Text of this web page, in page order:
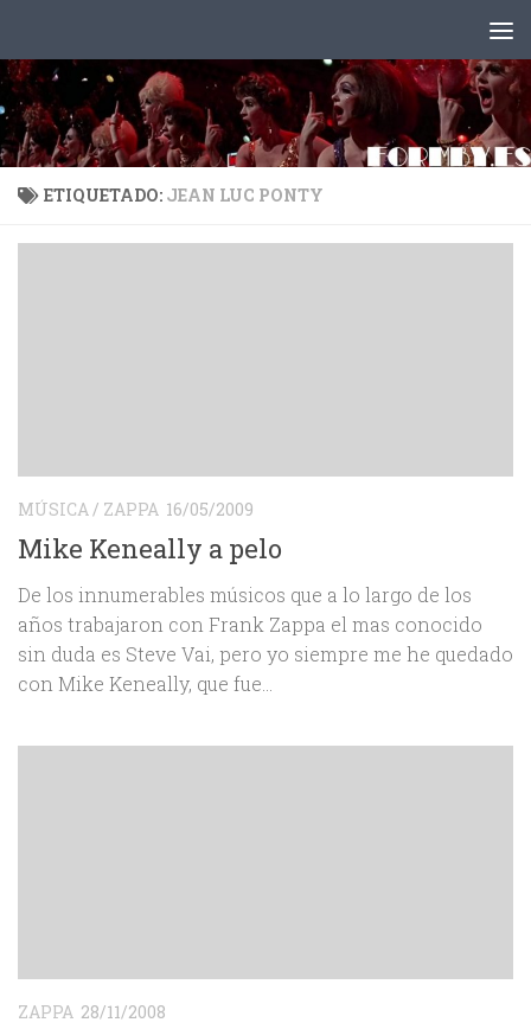
ETIQUETADO: JEAN LUC PONTY
MÚSICA/ ZAPPA 16/05/2009
Mike Keneally a pelo
De los innumerables músicos que a lo largo de los
años trabajaron con Frank Zappa el mas conocido
sin duda es Steve Vai, pero yo siempre me he quedado
con Mike Keneally, que fue...
ZAPPA 28/11/2008